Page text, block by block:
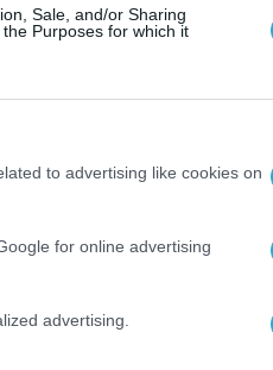
Sale, and/or Sharing
Purposes for which it
to advertising like cookies on
for online advertising
advertising.
φτώχειας, στον
του
από ευάλωτα
ατομικό και
2021» είναι το
ύψους 100
ευρώ, σε συνολικά 120
σε ορισμένες